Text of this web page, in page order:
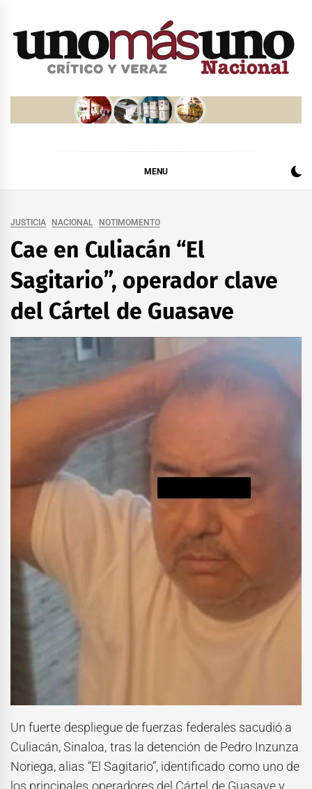
MENU
JUSTICIA NACIONAL NOTIMOMENTO
Cae en Culiacán “El
Sagitario”, operador clave
del Cártel de Guasave
Un fuerte despliegue de fuerzas federales sacudió a
Culiacán, Sinaloa, tras la detención de Pedro Inzunza
Noriega, alias “El Sagitario”, identificado como uno de
los principales operadores del Cártel de Guasave y